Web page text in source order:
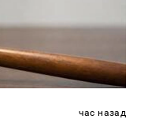
час назад